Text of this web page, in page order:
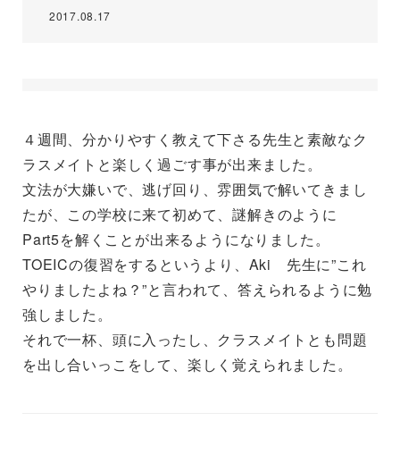
2017.08.17
４週間、分かりやすく教えて下さる先生と素敵なク
ラスメイトと楽しく過ごす事が出来ました。
文法が大嫌いで、逃げ回り、雰囲気で解いてきまし
たが、この学校に来て初めて、謎解きのように
Part5を解くことが出来るようになりました。
TOEICの復習をするというより、Aki 先生に”これ
やりましたよね？”と言われて、答えられるように勉
強しました。
それで一杯、頭に入ったし、クラスメイトとも問題
を出し合いっこをして、楽しく覚えられました。